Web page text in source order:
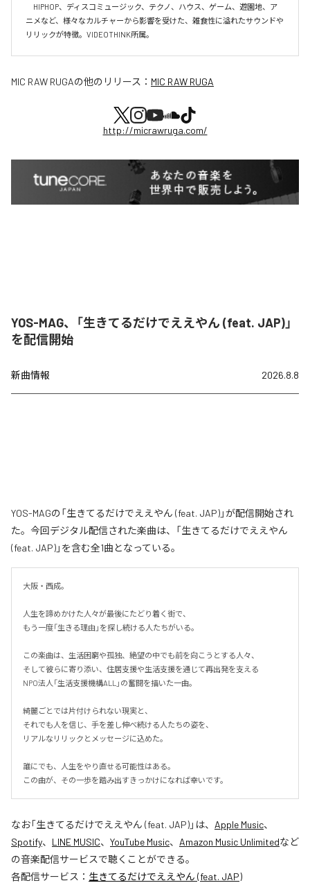
HIPHOP、ディスコミュージック、テクノ、ハウス、ゲーム、遊園地、ア
ニメなど、様々なカルチャーから影響を受けた、雑食性に溢れたサウンドや
リリックが特徴。VIDEOTHINK所属。
MIC RAW RUGAの他のリリース： MIC RAW RUGA
http://micrawruga.com/
YOS-MAG、「生きてるだけでええやん (feat. JAP)」
を配信開始
新曲情報 2026.8.8
YOS-MAGの「生きてるだけでええやん (feat. JAP)」が配信開始され
た。今回デジタル配信された楽曲は、「生きてるだけでええやん
(feat. JAP)」を含む全1曲となっている。
大阪・西成。
人生を諦めかけた人々が最後にたどり着く街で、
もう一度「生きる理由」を探し続ける人たちがいる。
この楽曲は、生活困窮や孤独、絶望の中でも前を向こうとする人々、
そして彼らに寄り添い、住居支援や生活支援を通じて再出発を支える
NPO法人「生活支援機構ALL」の奮闘を描いた一曲。
綺麗ごとでは片付けられない現実と、
それでも人を信じ、手を差し伸べ続ける人たちの姿を、
リアルなリリックとメッセージに込めた。
誰にでも、人生をやり直せる可能性はある。
この曲が、その一歩を踏み出すきっかけになれば幸いです。
なお「生きてるだけでええやん (feat. JAP)」は、 Apple Music、
Spotify、 LINE MUSIC、 YouTube Music、 Amazon Music Unlimitedなど
の音楽配信サービスで聴くことができる。
各配信サービス： 生きてるだけでええやん (feat. JAP)